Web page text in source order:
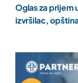
Oglas za prijem
izvršilac,